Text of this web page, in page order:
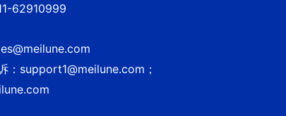
62910999
：support1@meilune.com；